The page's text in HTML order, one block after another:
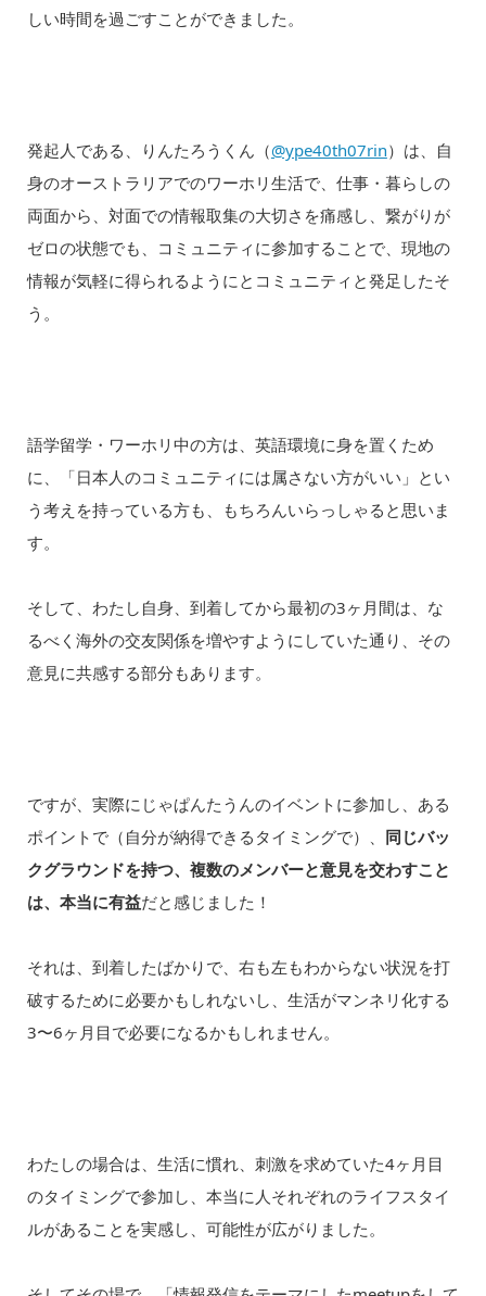
しい時間を過ごすことができました。
発起人である、りんたろうくん（@ype40th07rin）は、自
身のオーストラリアでのワーホリ生活で、仕事・暮らしの
両面から、対面での情報取集の大切さを痛感し、繋がりが
ゼロの状態でも、コミュニティに参加することで、現地の
情報が気軽に得られるようにとコミュニティと発足したそ
う。
語学留学・ワーホリ中の方は、英語環境に身を置くため
に、「日本人のコミュニティには属さない方がいい」とい
う考えを持っている方も、もちろんいらっしゃると思いま
す。
そして、わたし自身、到着してから最初の3ヶ月間は、な
るべく海外の交友関係を増やすようにしていた通り、その
意見に共感する部分もあります。
ですが、実際にじゃぱんたうんのイベントに参加し、ある
ポイントで（自分が納得できるタイミングで）、 同じバッ
クグラウンドを持つ、複数のメンバーと意見を交わすこと
は、本当に有益だと感じました！
それは、到着したばかりで、右も左もわからない状況を打
破するために必要かもしれないし、生活がマンネリ化する
3〜6ヶ月目で必要になるかもしれません。
わたしの場合は、生活に慣れ、刺激を求めていた4ヶ月目
のタイミングで参加し、本当に人それぞれのライフスタイ
ルがあることを実感し、可能性が広がりました。